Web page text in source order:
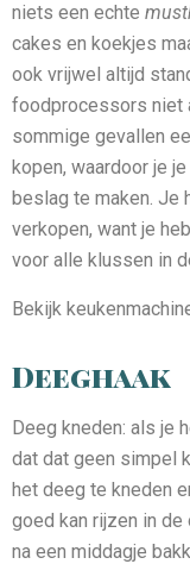
niets een echte
cakes en koekjes
ook vrijwel altijd
foodprocessors niet
sommige gevallen
kopen, waardoor je
beslag te maken. Je
verkopen, want je
voor alle klussen in
Bekijk
Deeghaak
Deeg kneden: als je
dat dat geen simpel
het deeg te kneden
goed kan rijzen in de
na een middagje